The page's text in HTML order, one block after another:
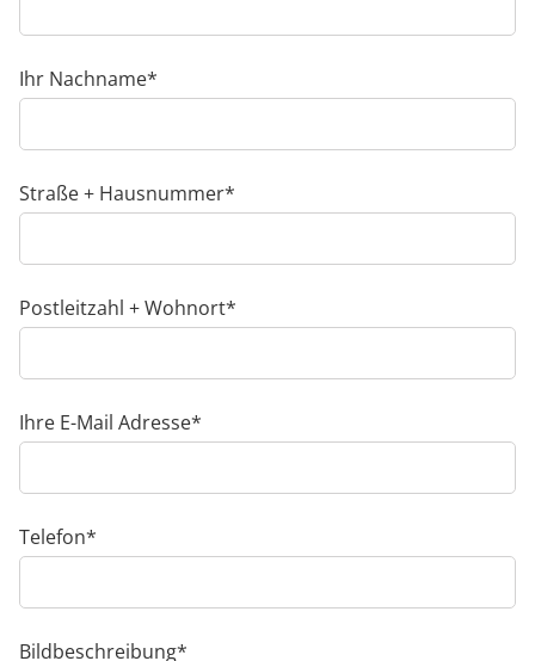
Pflichtfeld
Ihr Nachname*
Pflichtfeld
Straße + Hausnummer*
Pflichtfeld
Postleitzahl + Wohnort*
Pflichtfeld
Ihre E-Mail Adresse*
Pflichtfeld
Telefon*
Pflichtfeld
Bildbeschreibung*